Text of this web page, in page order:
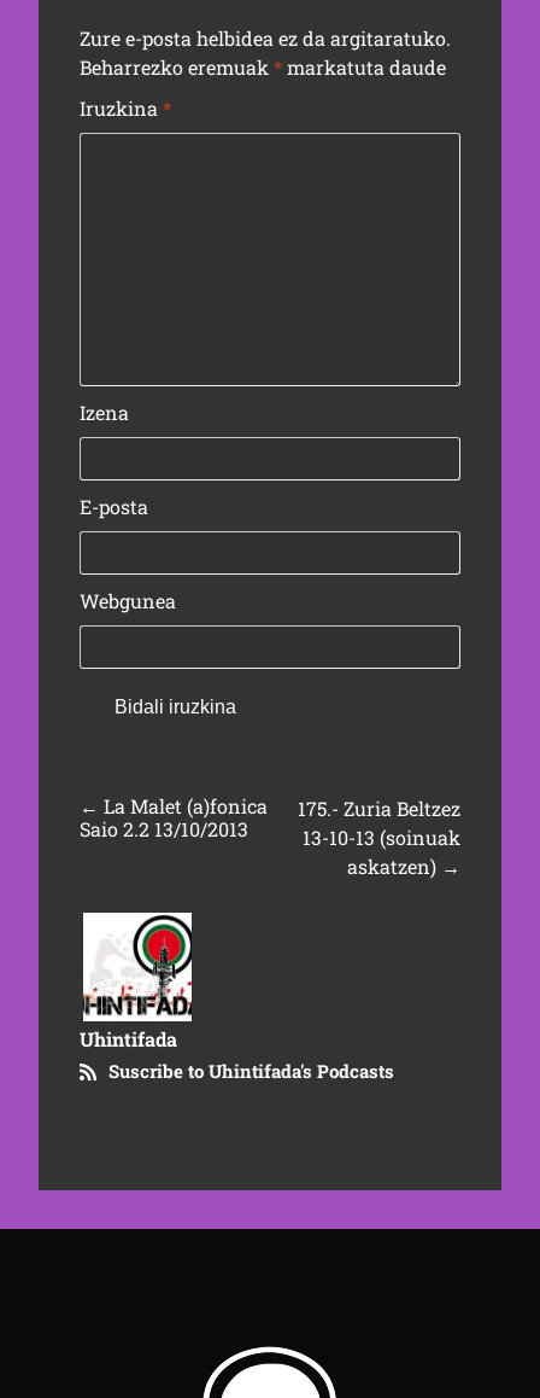
Zure e-posta helbidea ez da argitaratuko.
Beharrezko eremuak *markatuta daude
Iruzkina *
Izena
E-posta
Webgunea
← La Malet (a)fonica
Saio 2.2 13/10/2013
175.- Zuria Beltzez
13-10-13 (soinuak
askatzen) →
Uhintifada
Suscribe to Uhintifada's Podcasts